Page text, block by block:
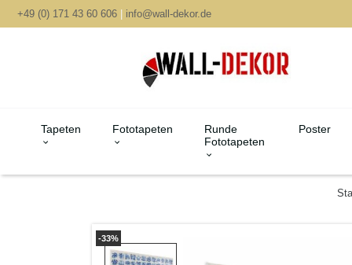
+49 (0) 171 43 60 606 | info@wall-dekor.de
Tapeten Fototapeten
Runde
Fototapeten
Poster
-33%